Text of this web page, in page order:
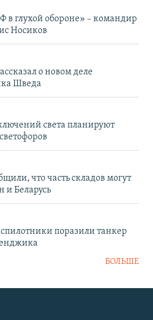
в глухой обороне» – командир
Носиков
о новом деле
Шведа
света планируют
что часть складов могут
и Беларусь
поразили танкер
БОЛЬШЕ